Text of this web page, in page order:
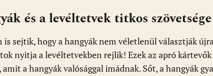
és a levéltetvek titkos szövetsége
is sejtik, hogy a hangyák nem véletlenül választják
nyitja a levéltetvekben rejlik! Ezek az apró
a hangyák valósággal imádnak. Sőt, a hangyák